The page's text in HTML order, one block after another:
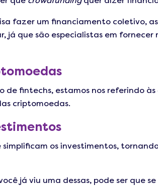
fazer um financiamento coletivo,
já que são especialistas em fornecer
de fintechs, estamos nos referindo
criptomoedas.
simplificam os investimentos,
já viu uma dessas, pode ser que